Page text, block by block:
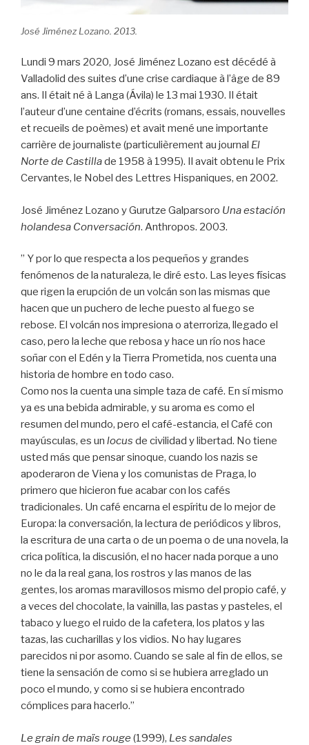
José Jiménez Lozano. 2013.
Lundi 9 mars 2020, José Jiménez Lozano est décédé à
Valladolid des suites d’une crise cardiaque à l’âge de 89
ans. Il était né à Langa (Ávila) le 13 mai 1930. Il était
l’auteur d’une centaine d’écrits (romans, essais, nouvelles
et recueils de poèmes) et avait mené une importante
carrière de journaliste (particulièrement au journal El
Norte de Castillade 1958 à 1995). Il avait obtenu le Prix
Cervantes, le Nobel des Lettres Hispaniques, en 2002.
José Jiménez Lozano y Gurutze Galparsoro Una estación
holandesa Conversación. Anthropos. 2003.
” Y por lo que respecta a los pequeños y grandes
fenómenos de la naturaleza, le diré esto. Las leyes físicas
que rigen la erupción de un volcán son las mismas que
hacen que un puchero de leche puesto al fuego se
rebose. El volcán nos impresiona o aterroriza, llegado el
caso, pero la leche que rebosa y hace un río nos hace
soñar con el Edén y la Tierra Prometida, nos cuenta una
historia de hombre en todo caso.
Como nos la cuenta una simple taza de café. En sí mismo
ya es una bebida admirable, y su aroma es como el
resumen del mundo, pero el café-estancia, el Café con
mayúsculas, es un locus de civilidad y libertad. No tiene
usted más que pensar sinoque, cuando los nazis se
apoderaron de Viena y los comunistas de Praga, lo
primero que hicieron fue acabar con los cafés
tradicionales. Un café encarna el espíritu de lo mejor de
Europa: la conversación, la lectura de periódicos y libros,
la escritura de una carta o de un poema o de una novela, la
crica política, la discusión, el no hacer nada porque a uno
no le da la real gana, los rostros y las manos de las
gentes, los aromas maravillosos mismo del propio café, y
a veces del chocolate, la vainilla, las pastas y pasteles, el
tabaco y luego el ruido de la cafetera, los platos y las
tazas, las cucharillas y los vidios. No hay lugares
parecidos ni por asomo. Cuando se sale al fin de ellos, se
tiene la sensación de como si se hubiera arreglado un
poco el mundo, y como si se hubiera encontrado
cómplices para hacerlo.”
Le grain de maïs rouge (1999), Les sandales